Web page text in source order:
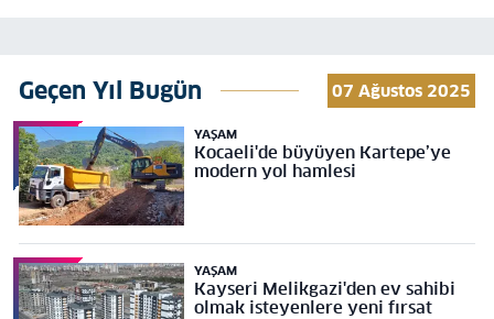
Geçen Yıl Bugün 07 Ağustos 2025
YAŞAM
Kocaeli'de büyüyen Kartepe’ye
modern yol hamlesi
YAŞAM
Kayseri Melikgazi'den ev sahibi
olmak isteyenlere yeni fırsat